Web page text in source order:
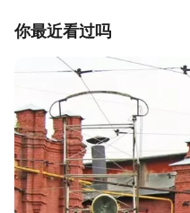
你最近看过吗